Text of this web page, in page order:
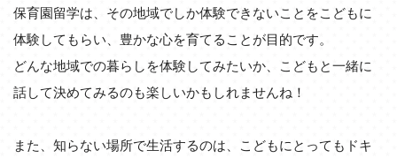
保育園留学は、その地域でしか体験できないことをこどもに
体験してもらい、豊かな心を育てることが目的です。
どんな地域での暮らしを体験してみたいか、こどもと一緒に
話して決めてみるのも楽しいかもしれませんね！
また、知らない場所で生活するのは、こどもにとってもドキ